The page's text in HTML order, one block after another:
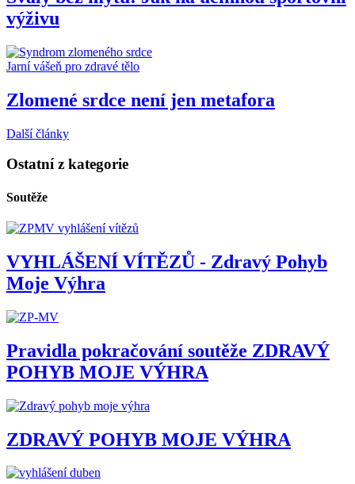
výživu
Jarní vášeň pro zdravé tělo
Zlomené srdce není jen metafora
Další články
Ostatní z kategorie
Soutěže
VYHLÁŠENÍ VÍTĚZŮ - Zdravý Pohyb
Moje Výhra
Pravidla pokračování soutěže ZDRAVÝ
POHYB MOJE VÝHRA
ZDRAVÝ POHYB MOJE VÝHRA